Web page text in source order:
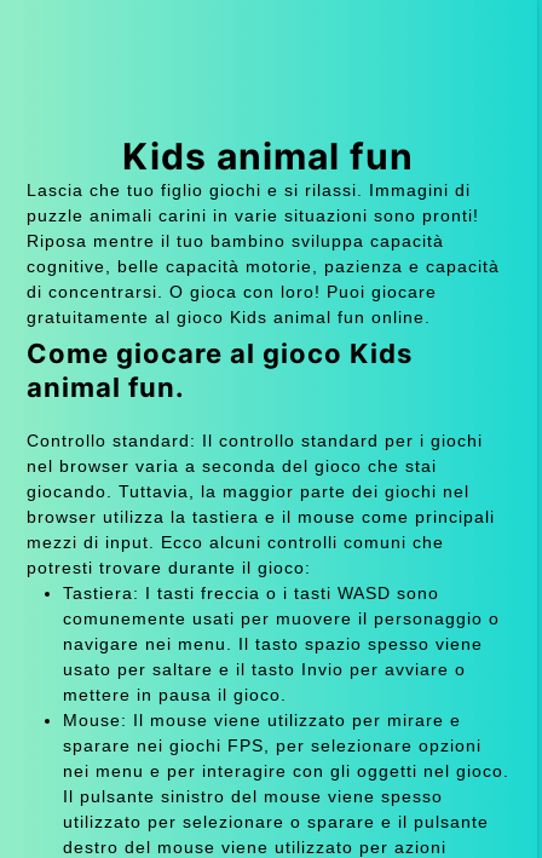
Kids animal fun
Lascia che tuo figlio giochi e si rilassi. Immagini di
puzzle animali carini in varie situazioni sono pronti!
Riposa mentre il tuo bambino sviluppa capacità
cognitive, belle capacità motorie, pazienza e capacità
di concentrarsi. O gioca con loro! Puoi giocare
gratuitamente al gioco Kids animal fun online.
Come giocare al gioco Kids
animal fun.
Controllo standard: Il controllo standard per i giochi
nel browser varia a seconda del gioco che stai
giocando. Tuttavia, la maggior parte dei giochi nel
browser utilizza la tastiera e il mouse come principali
mezzi di input. Ecco alcuni controlli comuni che
potresti trovare durante il gioco:
Tastiera: I tasti freccia o i tasti WASD sono
comunemente usati per muovere il personaggio o
navigare nei menu. Il tasto spazio spesso viene
usato per saltare e il tasto Invio per avviare o
mettere in pausa il gioco.
Mouse: Il mouse viene utilizzato per mirare e
sparare nei giochi FPS, per selezionare opzioni
nei menu e per interagire con gli oggetti nel gioco.
Il pulsante sinistro del mouse viene spesso
utilizzato per selezionare o sparare e il pulsante
destro del mouse viene utilizzato per azioni